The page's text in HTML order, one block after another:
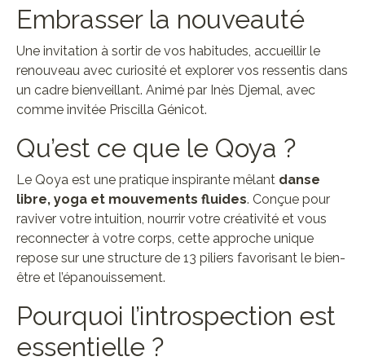
Embrasser la nouveauté
Une invitation à sortir de vos habitudes, accueillir le
renouveau avec curiosité et explorer vos ressentis dans
un cadre bienveillant. Animé par Inès Djemal, avec
comme invitée Priscilla Génicot.
Qu’est ce que le Qoya ?
Le Qoya est une pratique inspirante mêlant danse
libre, yoga et mouvements fluides. Conçue pour
raviver votre intuition, nourrir votre créativité et vous
reconnecter à votre corps, cette approche unique
repose sur une structure de 13 piliers favorisant le bien-
être et l’épanouissement.
Pourquoi l’introspection est
essentielle ?